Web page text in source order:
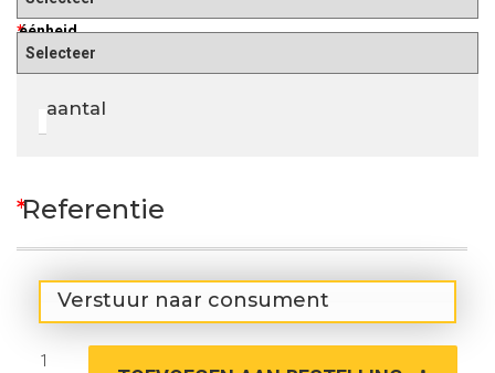
*éénheid
aantal
*Referentie
Verstuur naar consument
Hydrowave